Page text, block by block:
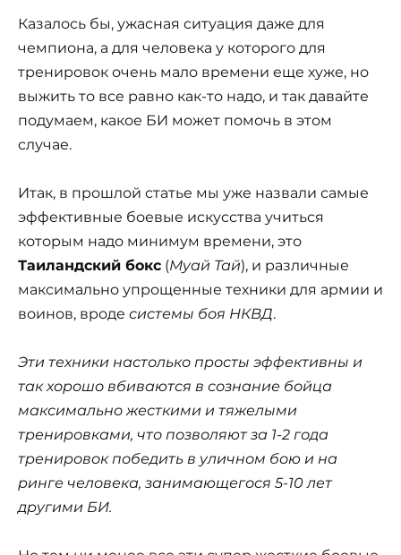
Казалось бы, ужасная ситуация даже для
чемпиона, а для человека у которого для
тренировок очень мало времени еще хуже, но
выжить то все равно как-то надо, и так давайте
подумаем, какое БИ может помочь в этом
случае.
Итак, в прошлой статье мы уже назвали самые
эффективные боевые искусства учиться
которым надо минимум времени, это
Таиландский бокс (Муай Тай), и различные
максимально упрощенные техники для армии и
воинов, вроде системы боя НКВД.
Эти техники настолько просты эффективны и
так хорошо вбиваются в сознание бойца
максимально жесткими и тяжелыми
тренировками, что позволяют за 1-2 года
тренировок победить в уличном бою и на
ринге человека, занимающегося 5-10 лет
другими БИ.